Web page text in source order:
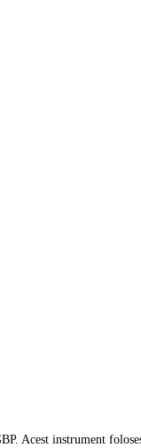
Acest instrument